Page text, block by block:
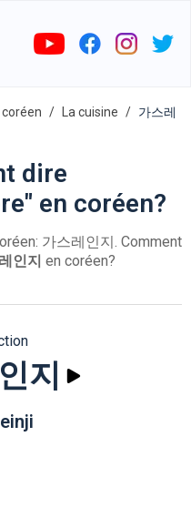
coréen La cuisine
가스레
dire
en coréen?
가스레인지. Comment
인지 en coréen?
지